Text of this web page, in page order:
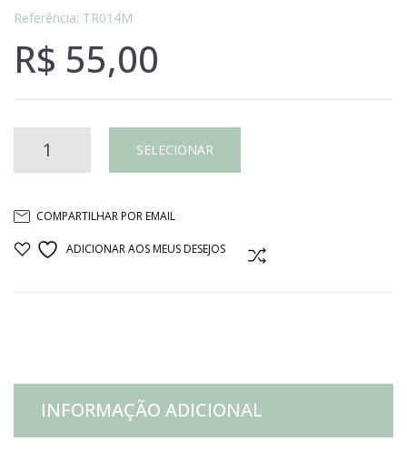
Referência: TR014M
R$ 55,00
TRAVESSA
AZUL
SELECIONAR
COMPARTILHAR POR EMAIL
ADICIONAR AOS MEUS DESEJOS
INFORMAÇÃO ADICIONAL